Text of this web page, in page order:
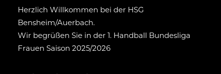
Herzlich Willkommen bei der HSG
Bensheim/Auerbach.
Wir begrüßen Sie in der 1. Handball Bundesliga
Frauen Saison 2025/2026